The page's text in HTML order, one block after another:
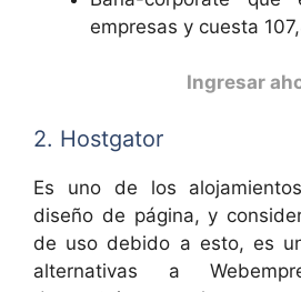
empresas y cuesta
Ingresar
2. Hostgator
Es uno de los
diseño de página, y
de uso debido a esto, es
alternativas a